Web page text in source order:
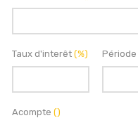
Taux d'interêt (%) Période
Acompte ()